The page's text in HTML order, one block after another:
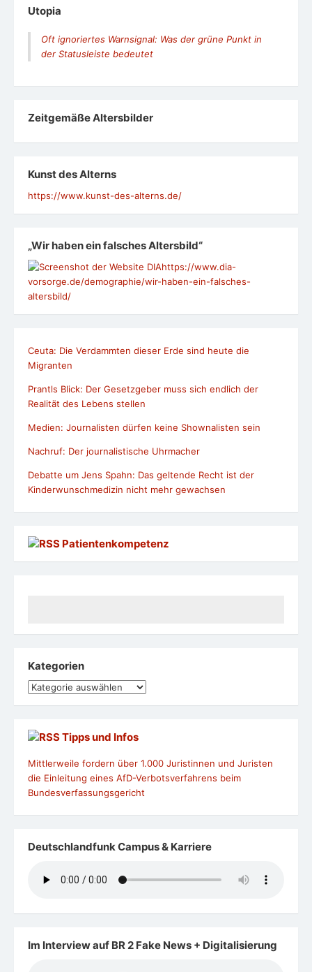
Utopia
Oft ignoriertes Warnsignal: Was der grüne Punkt in
der Statusleiste bedeutet
Zeit­ge­mäße Alters­bil­der
Kunst des Alterns
https://www.kunst-des-alterns.de/
„Wir haben ein falsches Altersbild“
https://www.dia-
vorsorge.de/demographie/wir-haben-ein-falsches-
altersbild/
Ceuta: Die Verdammten dieser Erde sind heute die
Migranten
Prantls Blick: Der Gesetzgeber muss sich endlich der
Realität des Lebens stellen
Medien: Journalisten dürfen keine Shownalisten sein
Nachruf: Der journalistische Uhrmacher
Debatte um Jens Spahn: Das geltende Recht ist der
Kinderwunschmedizin nicht mehr gewachsen
Patientenkompetenz
Kategorien
Kategorien
Tipps und Infos
Mittlerweile fordern über 1.000 Juristinnen und Juristen
die Einleitung eines AfD-Verbotsverfahrens beim
Bundesverfassungsgericht
Deutschlandfunk Campus & Karriere
Im Interview auf BR 2 Fake News + Digitalisierung